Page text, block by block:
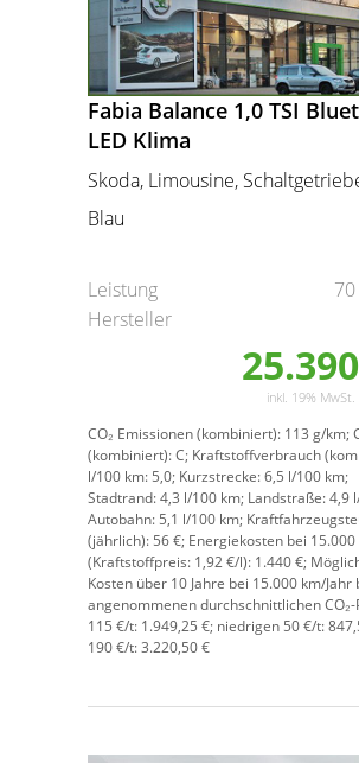
Fabia Balance 1,0 TSI
LED Klima
Skoda, Limousine,
Blau
Leistung
Hersteller
inkl. 19%
CO₂ Emissionen (kombiniert): 113 g/km;
(kombiniert):C; Kraftstoffverbrauch
l/100 km: 5,0; Kurzstrecke:6,5 l/100 km;
Stadtrand:4,3 l/100 km; Landstraße:4,9
Autobahn: 5,1 l/100 km;
(jährlich): 56 €; Energiekosten bei 15.000
(Kraftstoffpreis: 1,92€/l): 1.440 €;
Kosten über 10 Jahre bei 15.000 km/Jahr
angenommenen durchschnittlichen
115 €/t: 1.949,25 €; niedrigen 50 €/t:
190 €/t: 3.220,50 €